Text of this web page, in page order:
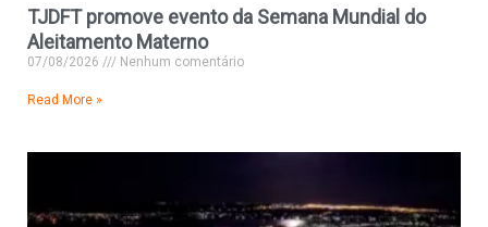
TJDFT promove evento da Semana Mundial do
Aleitamento Materno
07/08/2026 Nenhum comentário
Read More »